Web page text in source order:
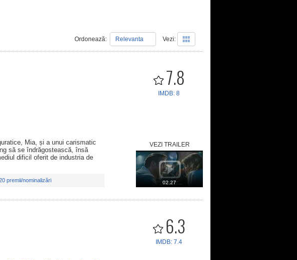
Ordonează: Relevanta Vezi:
Mia, și a unui carismatic
să se îndrăgostească, însă
dificil oferit de industria de
premii/nominalizări
7.8
IMDB: 8
VEZI TRAILER
02.27
6.3
IMDB: 7.4